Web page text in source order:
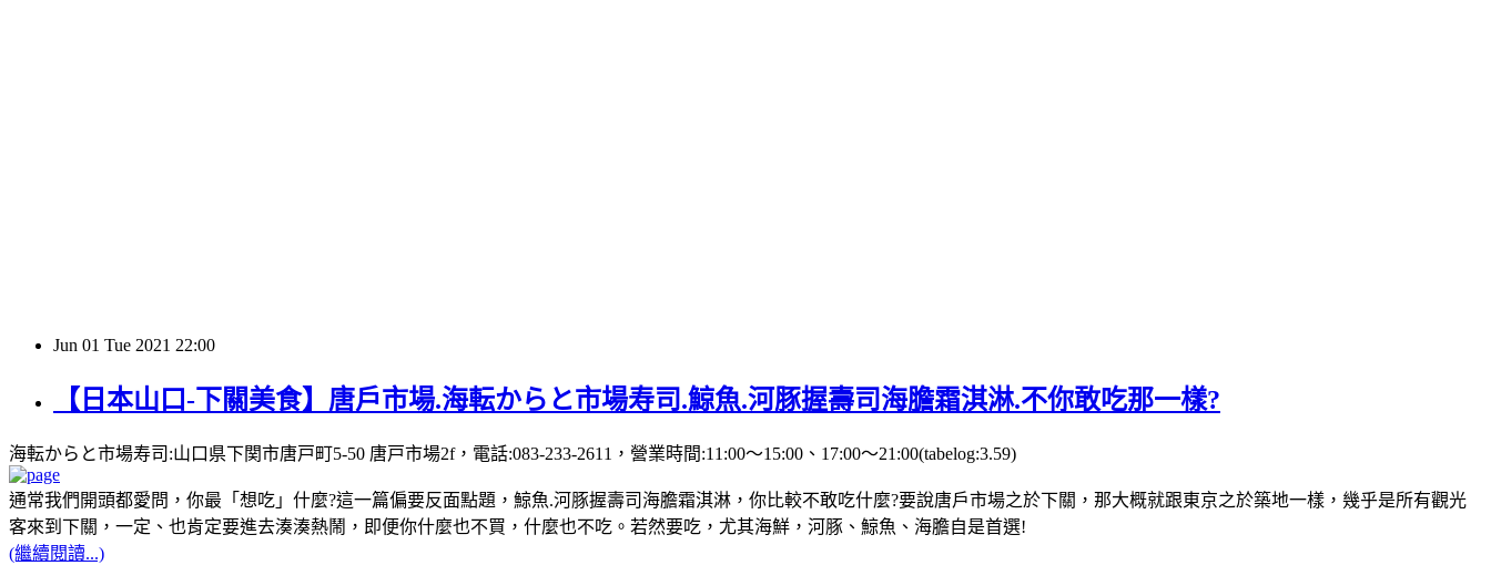
Jun 01 Tue 2021 22:00
【日本山口-下關美食】唐戶市場.海転からと市場寿司.鯨魚.河豚握壽司海膽霜淇淋.不你敢吃那一樣?
海転からと市場寿司:山口県下関市唐戸町5-50 唐戸市場2f，電話:083-233-2611，營業時間:11:00～15:00、17:00～21:00(tabelog:3.59)
通常我們開頭都愛問，你最「想吃」什麼?這一篇偏要反面點題，鯨魚.河豚握壽司海膽霜淇淋，你比較不敢吃什麼?要說唐戶市場之於下關，那大概就跟東京之於築地一樣，幾乎是所有觀光
客來到下關，一定、也肯定要進去湊湊熱鬧，即便你什麼也不買，什麼也不吃。若然要吃，尤其海鮮，河豚、鯨魚、海膽自是首選!
(繼續閱讀...)